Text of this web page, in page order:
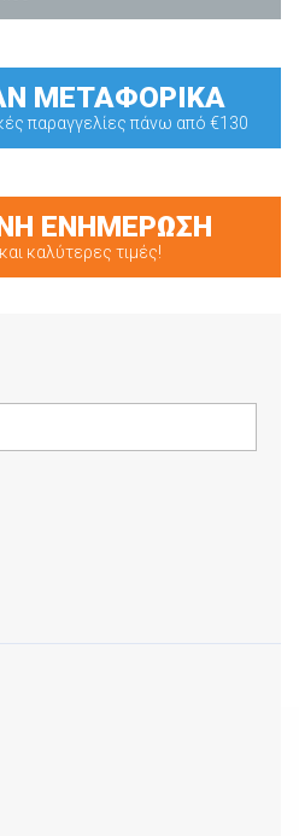
ΜΕΤΑΦΟΡΙΚΑ
παραγγελίες πάνω από €130
ΕΝΗΜΕΡΩΣΗ
καλύτερες τιμές!